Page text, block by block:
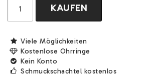
KAUFEN
Viele Möglichkeiten
Kostenlose Ohrringe
Kein Konto
Schmuckschachtel kostenlos